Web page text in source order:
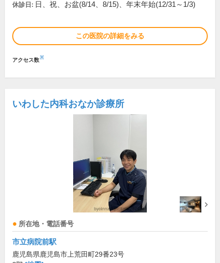
休診日: 日、祝、お盆(8/14、8/15)、年末年始(12/31～1/3)
この医院の詳細をみる
アクセス数※
いわした内科おなか診療所
所在地・電話番号
市立病院前駅
鹿児島県鹿児島市上荒田町29番23号